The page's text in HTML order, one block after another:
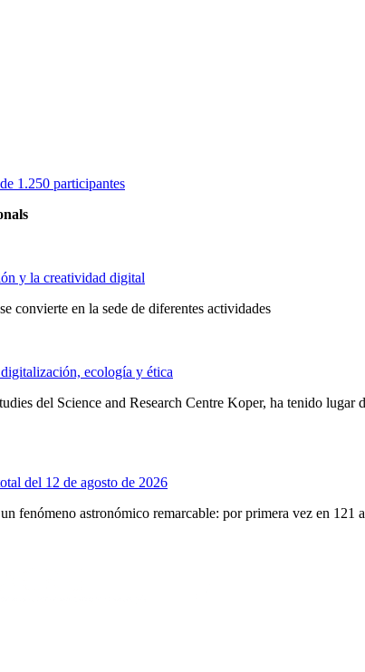
1.250 participantes
y la creatividad digital
convierte en la sede de diferentes actividades
ecología y ética
del Science and Research Centre Koper, ha tenido
del 12 de agosto de 2026
fenómeno astronómico remarcable: por primera vez en 121